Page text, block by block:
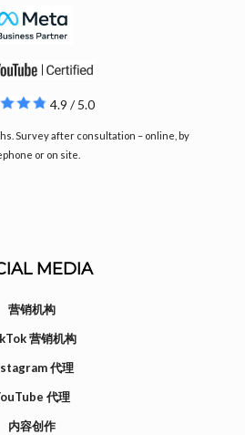
4.9 / 5.0
Survey after consultation – online, by
or on site.
MEDIA
营销机构
营销机构
代理
代理
内容创作